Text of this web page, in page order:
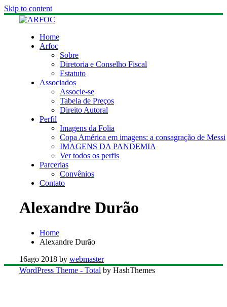
Skip to content
Home
Arfoc
Sobre
Diretoria e Conselho Fiscal
Estatuto
Associados
Associe-se
Tabela de Preços
Direito Autoral
Perfil
Imagens da Folia
Copa América em imagens: a consagração de Messi
IMAGENS DA PANDEMIA
Ver todos os perfis
Parcerias
Convênios
Contato
Alexandre Durão
Home
Alexandre Durão
16ago 2018 by webmaster
WordPress Theme - Total by HashThemes